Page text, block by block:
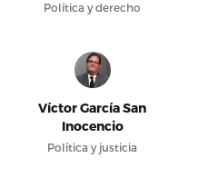
Política y derecho
Víctor García San
Inocencio
Política y justicia